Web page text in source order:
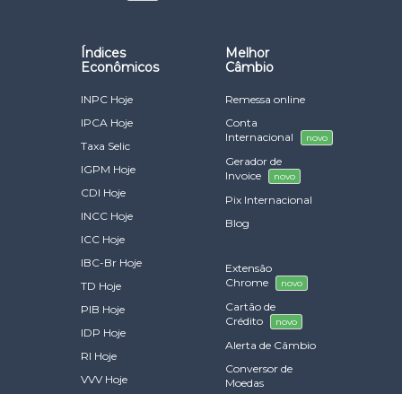
Índices
Econômicos
INPC Hoje
IPCA Hoje
Taxa Selic
IGPM Hoje
CDI Hoje
INCC Hoje
ICC Hoje
IBC-Br Hoje
TD Hoje
PIB Hoje
IDP Hoje
RI Hoje
VVV Hoje
Melhor
Câmbio
Remessa online
Conta
Internacional
novo
Gerador de
Invoice
novo
Pix Internacional
Blog
Extensão
Chrome
novo
Cartão de
Crédito
novo
Alerta de Câmbio
Conversor de
Moedas